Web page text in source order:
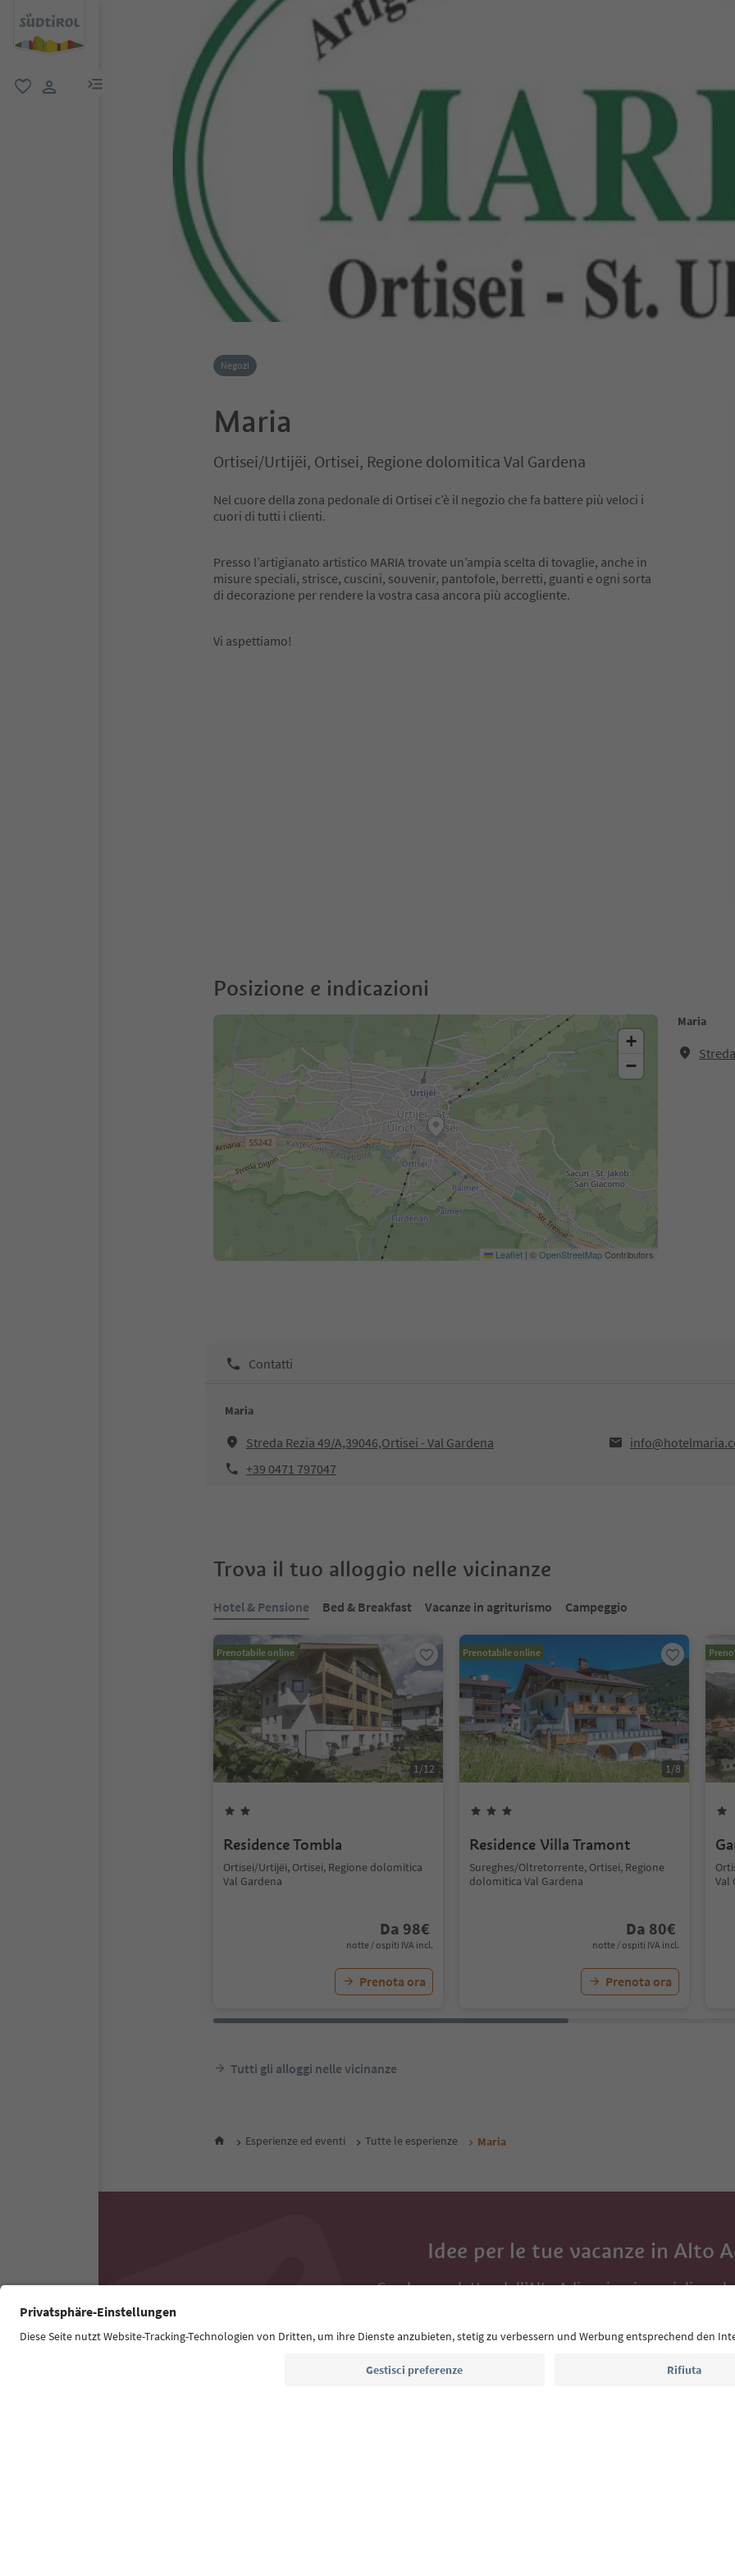
menu link
Negozi
Maria
Ortisei/Urtijëi, Ortisei, Regione dolomitica Val Gardena
Nel cuore della zona pedonale di Ortisei c’è il negozio che fa battere più veloci i
cuori di tutti i clienti.
Presso l’artigianato artistico MARIA trovate un’ampia scelta di tovaglie, anche in
misure speciali, strisce, cuscini, souvenir, pantofole, berretti, guanti e ogni sorta
di decorazione per rendere la vostra casa ancora più accogliente.
Vi aspettiamo!
Posizione e indicazioni
Maria
+
−
Leaflet | ©OpenStreetMapContributors
Contatti
Maria
Streda Rezia 49/A,39046,Ortisei - Val Gardena
+39 0471 797047
Trova il tuo alloggio nelle vicinanze
Hotel & Pensione Bed & Breakfast Vacanze in agriturismo Campeggio
Prenotabile online
1/12
Residence Tombla
Ortisei/Urtijëi, Ortisei, Regione dolomitica
Val Gardena
Da 98€
notte / ospiti IVA incl.
Prenota ora
Prenotabile online
1/8
Residence Villa Tramont
Sureghes/Oltretorrente, Ortisei, Regione
dolomitica Val Gardena
Da 80€
notte / ospiti IVA incl.
Prenota ora
Val
Tutti gli alloggi nelle vicinanze
Esperienze ed eventi Tutte le esperienze Maria
Idee per le tue vacanze in Alto
Con la newsletter dell’Alto Adige ricevi consigli per
Indirizzo e-mail*